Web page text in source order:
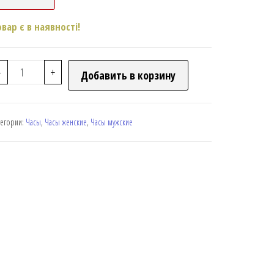
є в наявності!
+ Добавить в корзину
Часы, Часы женские, Часы мужские